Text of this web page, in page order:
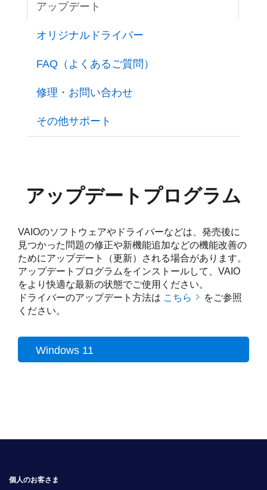
アップデート
オリジナルドライバー
FAQ（よくあるご質問）
修理・お問い合わせ
その他サポート
アップデートプログラム
VAIOのソフトウェアやドライバーなどは、発売後に
見つかった問題の修正や新機能追加などの機能改善の
ためにアップデート（更新）される場合があります。
アップデートプログラムをインストールして、VAIO
をより快適な最新の状態でご使用ください。
ドライバーのアップデート方法は こちら
をご参照
ください。
Windows 11
個人のお客さま